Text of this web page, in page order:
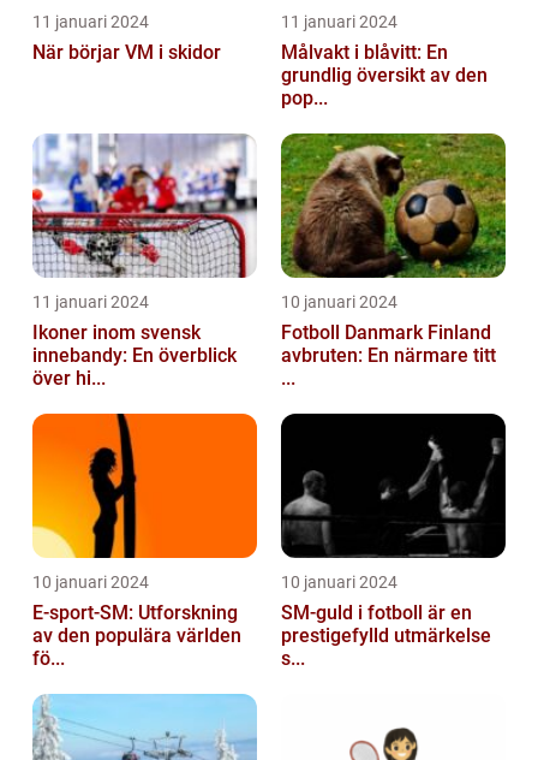
11 januari 2024
När börjar VM i skidor
11 januari 2024
Målvakt i blåvitt: En
grundlig översikt av den
pop...
11 januari 2024
Ikoner inom svensk
innebandy: En överblick
över hi...
10 januari 2024
Fotboll Danmark Finland
avbruten: En närmare titt
...
10 januari 2024
E-sport-SM: Utforskning
av den populära världen
fö...
10 januari 2024
SM-guld i fotboll är en
prestigefylld utmärkelse
s...